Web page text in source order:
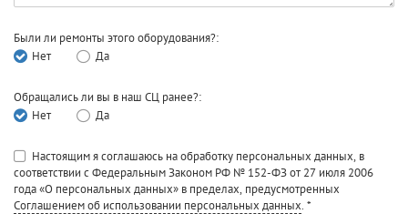
Были ли ремонты этого оборудования?:
Нет
Да
Обращались ли вы в наш СЦ ранее?:
Нет
Да
Настоящим я соглашаюсь на обработку персональных данных, в
соответствии с Федеральным Законом РФ № 152-ФЗ от 27 июля 2006
года «О персональных данных» в пределах, предусмотренных
Соглашением об использовании персональных данных. *